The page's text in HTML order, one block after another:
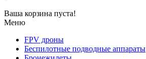
Ваша корзина пуста!
Меню
FPV дроны
Беспилотные подводные аппараты